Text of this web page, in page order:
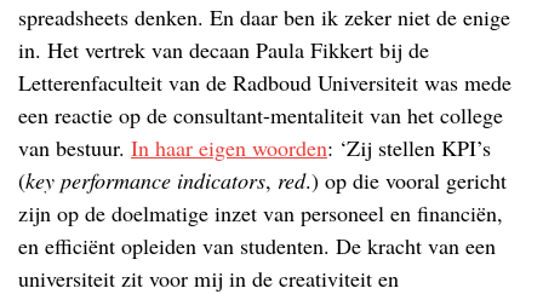
spreadsheets denken. En daar ben ik zeker niet de enige
in. Het vertrek van decaan Paula Fikkert bij de
Letterenfaculteit van de Radboud Universiteit was mede
een reactie op de consultant-mentaliteit van het college
van bestuur. In haar eigen woorden: ‘Zij stellen KPI’s
(key performance indicators, red.) op die vooral gericht
zijn op de doelmatige inzet van personeel en financiën,
en efficiënt opleiden van studenten. De kracht van een
universiteit zit voor mij in de creativiteit en